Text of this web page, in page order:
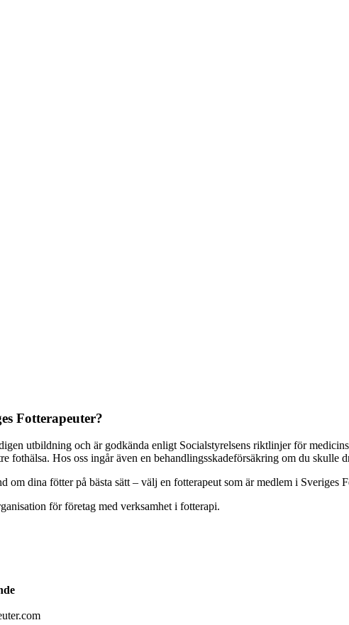
Fotterapeuter?
utbildning och är godkända enligt Socialstyrelsens riktlinjer för
fothälsa. Hos oss ingår även en behandlingsskadeförsäkring om du
om dina fötter på bästa sätt – välj en fotterapeut som är medlem i Sveriges
för företag med verksamhet i fotterapi.